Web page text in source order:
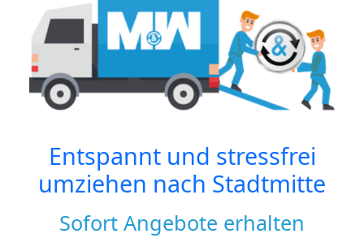
Entspannt und stressfrei
umziehen nach Stadtmitte
Sofort Angebote erhalten